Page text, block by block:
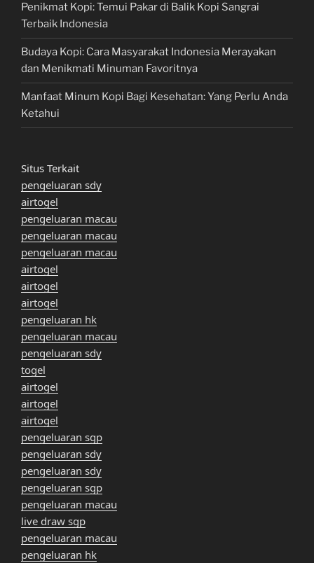
Penikmat Kopi: Temui Pakar di Balik Kopi Sangrai
Terbaik Indonesia
Budaya Kopi: Cara Masyarakat Indonesia Merayakan
dan Menikmati Minuman Favoritnya
Manfaat Minum Kopi Bagi Kesehatan: Yang Perlu Anda
Ketahui
Situs Terkait
pengeluaran sdy
airtogel
pengeluaran macau
pengeluaran macau
pengeluaran macau
airtogel
airtogel
airtogel
pengeluaran hk
pengeluaran macau
pengeluaran sdy
togel
airtogel
airtogel
airtogel
pengeluaran sgp
pengeluaran sdy
pengeluaran sdy
pengeluaran sgp
pengeluaran macau
live draw sgp
pengeluaran macau
pengeluaran hk